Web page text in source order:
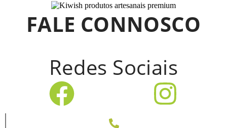
FALE CONNOSCO
Redes Sociais